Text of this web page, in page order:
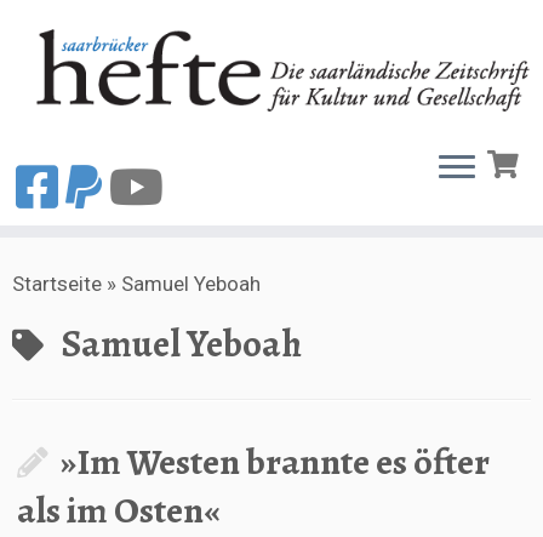
Inhalt
Startseite » Samuel Yeboah
Samuel Yeboah
»Im Westen brannte es öfter
als im Osten«